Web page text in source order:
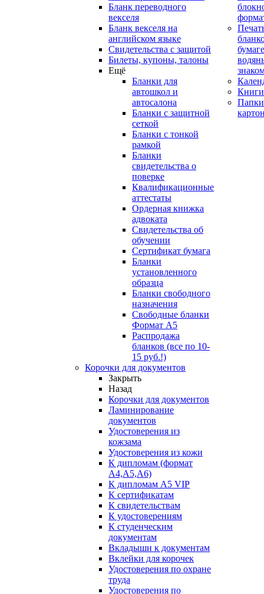
Бланк переводного
векселя
Бланк векселя на
английском языке
Свидетельства с защитой
Билеты, купоны, талоны
Ещё
Бланки для
автошкол и
автосалона
Бланки с защитной
сеткой
Бланки с тонкой
рамкой
Бланки
свидетельства о
поверке
Квалификационные
аттестаты
Ордерная книжка
адвоката
Свидетельства об
обучении
Сертификат бумага
Бланки
установленного
образца
Бланки свободного
назначения
Свободные бланки
Формат А5
Распродажа
бланков (все по 10-
15 руб.!)
Корочки для документов
Закрыть
Назад
Корочки для документов
Ламинирование
документов
Удостоверения из
кожзама
Удостоверения из кожи
К дипломам (формат
А4,А5,А6)
К дипломам А5 VIP
К сертификатам
К свидетельствам
К удостоверениям
К студенческим
документам
Вкладыши к документам
Вклейки для корочек
Удостоверения по охране
труда
Удостоверения по
Книги
Папки